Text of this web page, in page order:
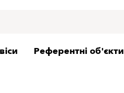
Референтні об'єкти